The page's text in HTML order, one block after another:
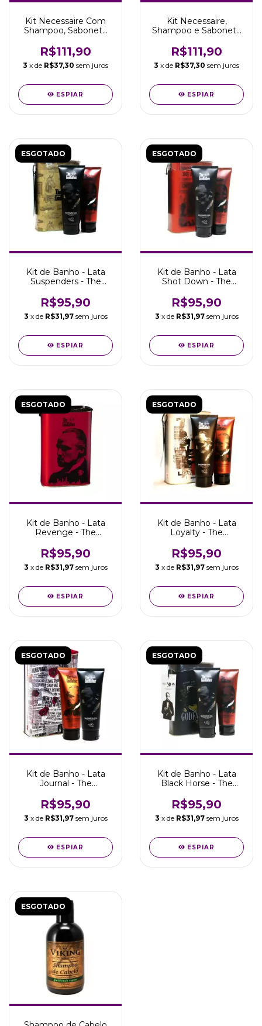
Kit Necessaire Com
Shampoo, Sabonete
R$111,90
3 x de R$37,30 sem juros
ESPIAR
Kit Necessaire,
Shampoo e Sabonete
R$111,90
3 x de R$37,30 sem juros
ESPIAR
ESGOTADO
Kit de Banho - Lata
Suspenders - The
R$95,90
3 x de R$31,97 sem juros
ESPIAR
ESGOTADO
Kit de Banho - Lata
Shot Down - The
R$95,90
3 x de R$31,97 sem juros
ESPIAR
ESGOTADO
Kit de Banho - Lata
Revenge - The
R$95,90
3 x de R$31,97 sem juros
ESPIAR
ESGOTADO
Kit de Banho - Lata
Loyalty - The
R$95,90
3 x de R$31,97 sem juros
ESPIAR
ESGOTADO
Kit de Banho - Lata
Journal - The
R$95,90
3 x de R$31,97 sem juros
ESPIAR
ESGOTADO
Kit de Banho - Lata
Black Horse - The
R$95,90
3 x de R$31,97 sem juros
ESPIAR
ESGOTADO